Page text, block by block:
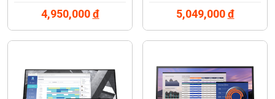
4,950,000đ 5,049,000đ